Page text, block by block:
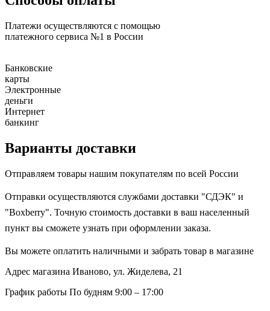
Платежи осуществляются с помощью
платежного сервиса №1 в России
Банковские
карты
Электронные
деньги
Интернет
банкинг
Варианты доставки
Отправляем товары нашим покупателям по всей России
Отправки осуществляются службами доставки "СДЭК" и
"Boxberry". Точную стоимость доставки в ваш населенный
пункт вы сможете узнать при оформлении заказа.
Вы можете оплатить наличными и забрать товар в магазине
Адрес магазина Иваново, ул. Жиделева, 21
График работы По будням 9:00 – 17:00